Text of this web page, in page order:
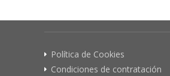
Política de Cookies
Condiciones de contratación